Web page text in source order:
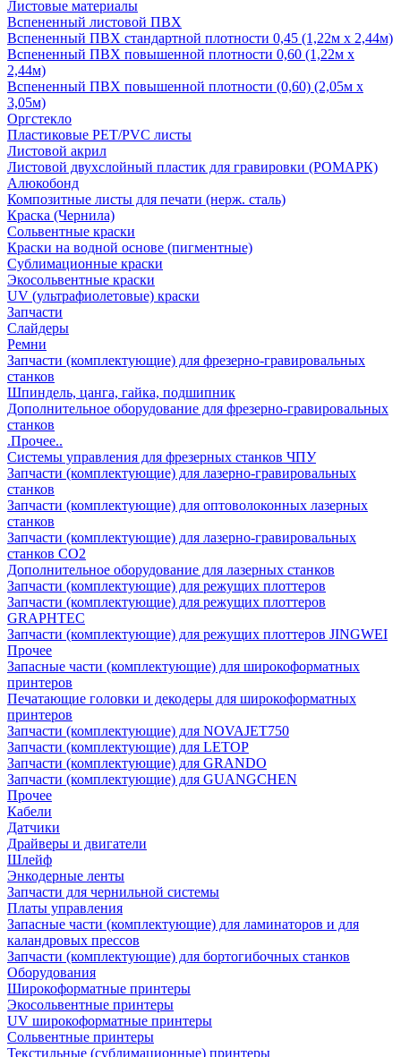
Листовые материалы
Вспененный листовой ПВХ
Вспененный ПВХ стандартной плотности 0,45 (1,22м х 2,44м)
Вспененный ПВХ повышенной плотности 0,60 (1,22м х
2,44м)
Вспененный ПВХ повышенной плотности (0,60) (2,05м х
3,05м)
Оргстекло
Пластиковые PET/PVC листы
Листовой акрил
Листовой двухслойный пластик для гравировки (РОМАРК)
Алюкобонд
Композитные листы для печати (нерж. сталь)
Краска (Чернила)
Сольвентные краски
Краски на водной основе (пигментные)
Сублимационные краски
Экосольвентные краски
UV (ультрафиолетовые) краски
Запчасти
Слайдеры
Ремни
Запчасти (комплектующие) для фрезерно-гравировальных
станков
Шпиндель, цанга, гайка, подшипник
Дополнительное оборудование для фрезерно-гравировальных
станков
.Прочее..
Системы управления для фрезерных станков ЧПУ
Запчасти (комплектующие) для лазерно-гравировальных
станков
Запчасти (комплектующие) для оптоволоконных лазерных
станков
Запчасти (комплектующие) для лазерно-гравировальных
станков CO2
Дополнительное оборудование для лазерных станков
Запчасти (комплектующие) для режущих плоттеров
Запчасти (комплектующие) для режущих плоттеров
GRAPHTEC
Запчасти (комплектующие) для режущих плоттеров JINGWEI
Прочее
Запасные части (комплектующие) для широкоформатных
принтеров
Печатающие головки и декодеры для широкоформатных
принтеров
Запчасти (комплектующие) для NOVAJET750
Запчасти (комплектующие) для LETOP
Запчасти (комплектующие) для GRANDO
Запчасти (комплектующие) для GUANGCHEN
Прочее
Кабели
Датчики
Драйверы и двигатели
Шлейф
Энкодерные ленты
Запчасти для чернильной системы
Платы управления
Запасные части (комплектующие) для ламинаторов и для
каландровых прессов
Запчасти (комплектующие) для бортогибочных станков
Оборудования
Широкоформатные принтеры
Экосольвентные принтеры
UV широкоформатные принтеры
Сольвентные принтеры
Текстильные (сублимационные) принтеры